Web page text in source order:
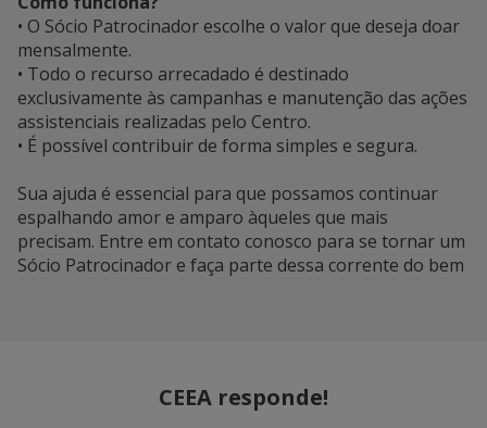
• O Sócio Patrocinador escolhe o valor que deseja doar
mensalmente.
• Todo o recurso arrecadado é destinado
exclusivamente às campanhas e manutenção das ações
assistenciais realizadas pelo Centro.
• É possível contribuir de forma simples e segura.
Sua ajuda é essencial para que possamos continuar
espalhando amor e amparo àqueles que mais
precisam. Entre em contato conosco para se tornar um
Sócio Patrocinador e faça parte dessa corrente do bem
CEEA responde!